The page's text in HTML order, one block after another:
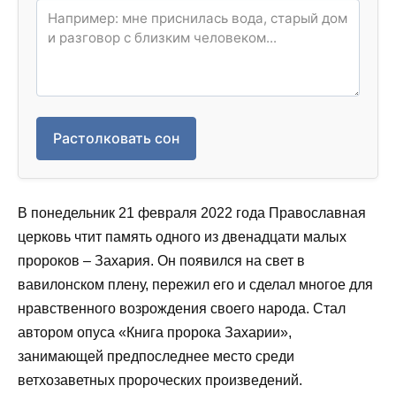
Растолковать сон
В понедельник 21 февраля 2022 года Православная
церковь чтит память одного из двенадцати малых
пророков – Захария. Он появился на свет в
вавилонском плену, пережил его и сделал многое для
нравственного возрождения своего народа. Стал
автором опуса «Книга пророка Захарии»,
занимающей предпоследнее место среди
ветхозаветных пророческих произведений.